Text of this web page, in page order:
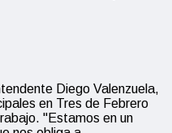
Diego Valenzuela,
en Tres de Febrero
"Estamos en un